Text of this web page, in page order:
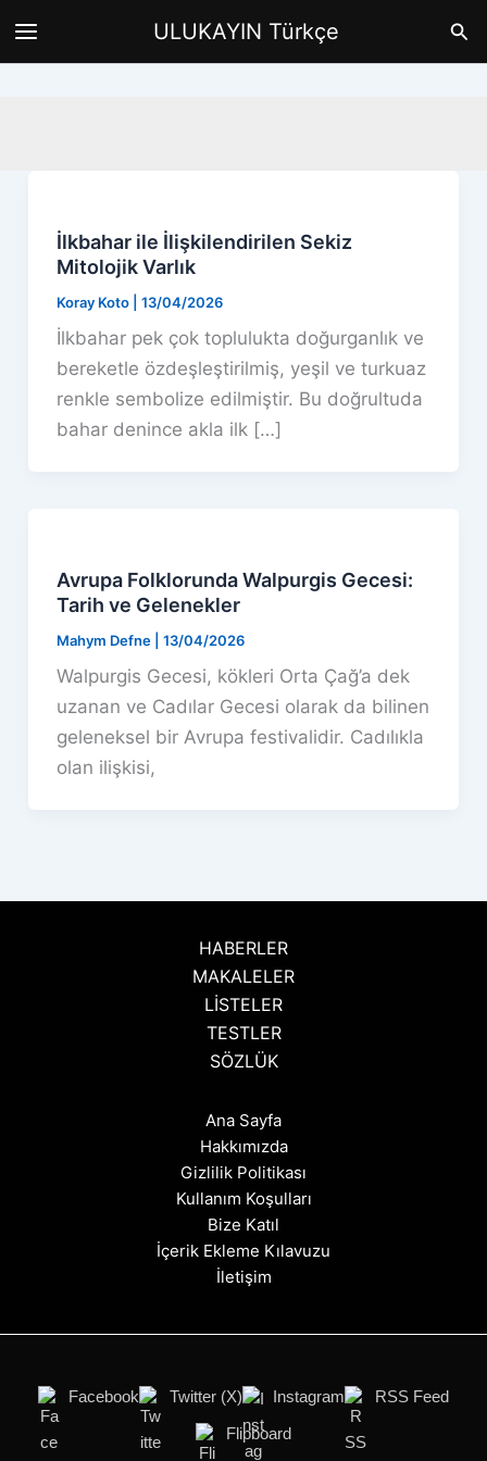
atla
ULUKAYIN Türkçe
İlkbahar ile İlişkilendirilen Sekiz
Mitolojik Varlık
Koray Koto 13/04/2026
İlkbahar pek çok toplulukta doğurganlık ve
bereketle özdeşleştirilmiş, yeşil ve turkuaz
renkle sembolize edilmiştir. Bu doğrultuda
bahar denince akla ilk […]
Avrupa Folklorunda Walpurgis Gecesi:
Tarih ve Gelenekler
Mahym Defne 13/04/2026
Walpurgis Gecesi, kökleri Orta Çağ’a dek
uzanan ve Cadılar Gecesi olarak da bilinen
geleneksel bir Avrupa festivalidir. Cadılıkla
olan ilişkisi,
HABERLER
MAKALELER
LİSTELER
TESTLER
SÖZLÜK
Ana Sayfa
Hakkımızda
Gizlilik Politikası
Kullanım Koşulları
Bize Katıl
İçerik Ekleme Kılavuzu
İletişim
Facebook Twitter (X) Instagram
RSS Feed
Flipboard